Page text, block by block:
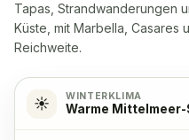
✓ Mikrowelle
Ja
✓ Kochherd
Yes, with 4 hob plates
Tapas, Strandwanderungen
Küste, mit Marbella, Casares
Reichweite.
☀️ WINTERKLIMA
Warme Mittelmeer-